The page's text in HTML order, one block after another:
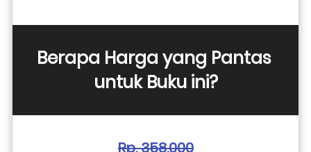
Berapa Harga yang Pantas
untuk Buku ini?
Rp. 358.000